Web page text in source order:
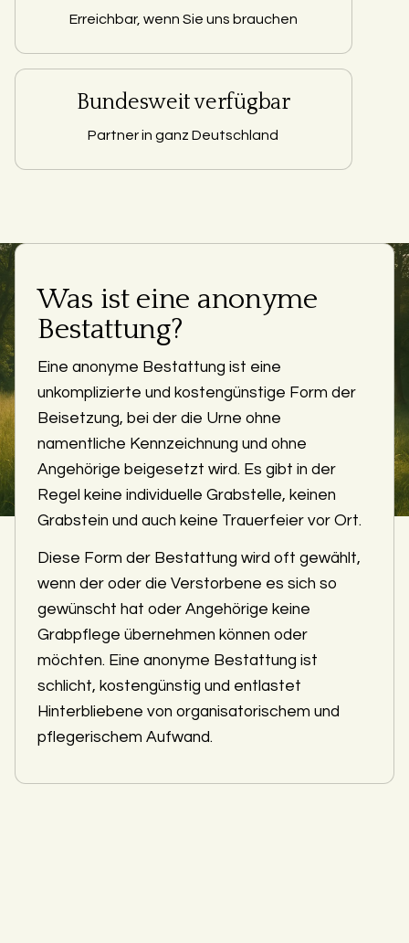
Erreichbar, wenn Sie uns brauchen
Bundesweit verfügbar
Partner in ganz Deutschland
Was ist eine anonyme
Bestattung?
Eine anonyme Bestattung ist eine
unkomplizierte und kostengünstige Form der
Beisetzung, bei der die Urne ohne
namentliche Kennzeichnung und ohne
Angehörige beigesetzt wird. Es gibt in der
Regel keine individuelle Grabstelle, keinen
Grabstein und auch keine Trauerfeier vor Ort.
Diese Form der Bestattung wird oft gewählt,
wenn der oder die Verstorbene es sich so
gewünscht hat oder Angehörige keine
Grabpflege übernehmen können oder
möchten. Eine anonyme Bestattung ist
schlicht, kostengünstig und entlastet
Hinterbliebene von organisatorischem und
pflegerischem Aufwand.